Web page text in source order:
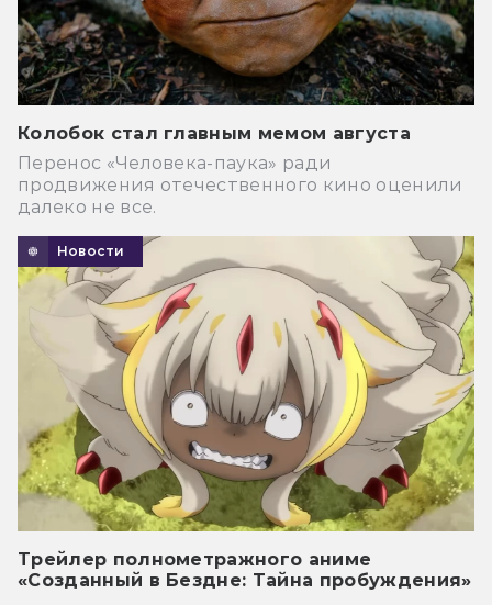
Колобок стал главным мемом августа
Перенос «Человека-паука» ради
продвижения отечественного кино оценили
далеко не все.
Новости
Трейлер полнометражного аниме
«Созданный в Бездне: Тайна пробуждения»